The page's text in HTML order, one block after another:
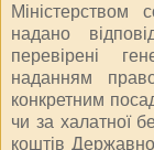
Міністерством
надано
перевірені
наданням
конкретним
чи за халатної
коштів